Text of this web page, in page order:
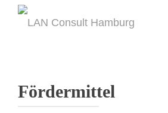
Fördermittel